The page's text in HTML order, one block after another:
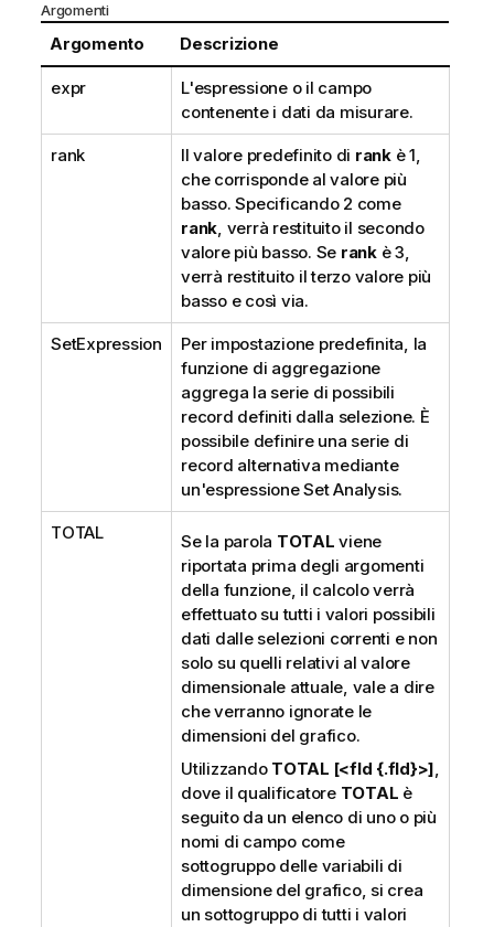
m
e
n
Argomenti
Argomento Descrizione
expr
L'espressione o il campo
contenente i dati da misurare.
rank Il valore predefinito di rankè 1,
che corrisponde al valore più
basso. Specificando 2 come
rank, verrà restituito il secondo
valore più basso. Se rankè 3,
verrà restituito il terzo valore più
basso e così via.
SetExpression
Per impostazione predefinita, la
funzione di aggregazione
aggrega la serie di possibili
record definiti dalla selezione. È
possibile definire una serie di
record alternativa mediante
un'espressione Set Analysis.
TOTAL Se la parola TOTAL viene
riportata prima degli argomenti
della funzione, il calcolo verrà
effettuato su tutti i valori possibili
dati dalle selezioni correnti e non
solo su quelli relativi al valore
dimensionale attuale, vale a dire
che verranno ignorate le
dimensioni del grafico.
Utilizzando TOTAL [<fld {.fld}>],
dove il qualificatore TOTAL è
seguito da un elenco di uno o più
nomi di campo come
sottogruppo delle variabili di
dimensione del grafico, si crea
un sottogruppo di tutti i valori